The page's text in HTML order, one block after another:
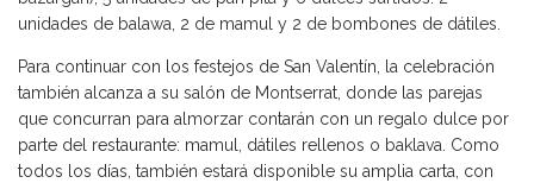
unidades de balawa, 2 de mamul y 2 de bombones de dátiles.
Para continuar con los festejos de San Valentín, la celebración
también alcanza a su salón de Montserrat, donde las parejas
que concurran para almorzar contarán con un regalo dulce por
parte del restaurante: mamul, dátiles rellenos o baklava. Como
todos los días, también estará disponible su amplia carta, con